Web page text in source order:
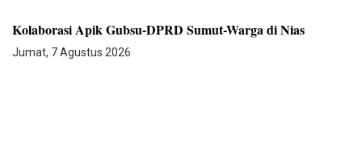
Kolaborasi Apik Gubsu-DPRD Sumut-Warga di Nias
Jumat, 7 Agustus 2026